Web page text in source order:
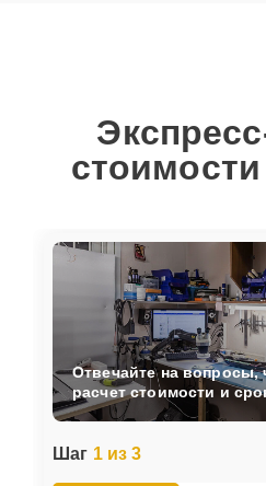
Шаг 1 из 3
Отвечайте на вопросы,
расчет стоимости и